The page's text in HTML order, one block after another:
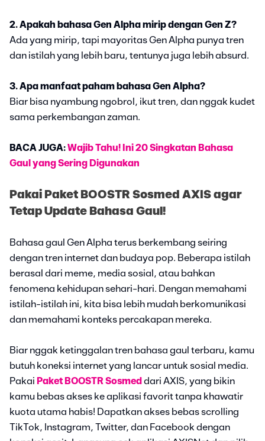
2. Apakah bahasa Gen Alpha mirip dengan Gen Z?
Ada yang mirip, tapi mayoritas Gen Alpha punya tren
dan istilah yang lebih baru, tentunya juga lebih absurd.
3. Apa manfaat paham bahasa Gen Alpha?
Biar bisa nyambung ngobrol, ikut tren, dan nggak kudet
sama perkembangan zaman.
BACA JUGA:Wajib Tahu! Ini 20 Singkatan Bahasa
Gaul yang Sering Digunakan
Pakai Paket BOOSTR Sosmed AXIS agar
Tetap Update Bahasa Gaul!
Bahasa gaul Gen Alpha terus berkembang seiring
dengan tren internet dan budaya pop. Beberapa istilah
berasal dari meme, media sosial, atau bahkan
fenomena kehidupan sehari-hari. Dengan memahami
istilah-istilah ini, kita bisa lebih mudah berkomunikasi
dan memahami konteks percakapan mereka.
Biar nggak ketinggalan tren bahasa gaul terbaru, kamu
butuh koneksi internet yang lancar untuk sosial media.
Pakai Paket BOOSTR Sosmed dari AXIS, yang bikin
kamu bebas akses ke aplikasi favorit tanpa khawatir
kuota utama habis! Dapatkan akses bebas scrolling
TikTok, Instagram, Twitter, dan Facebook dengan